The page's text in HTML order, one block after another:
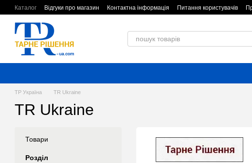
Перейти до основного контенту
Каталог Відгуки про магазин Контактна інформація Питання користувачів
ТР Україна TR Ukraine
TR Ukraine
Товари
Розділ